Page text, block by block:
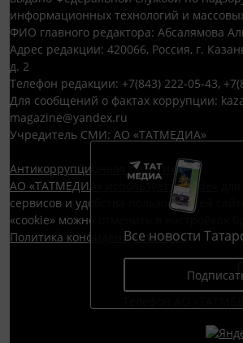
Все новости
информационных технологий и
ФИО главного редактора: Абсалямова
Адрес редакции: 420066, Россия, г.
д. 2
Телефон редакции: +7(843) 222-05-43,
Для сообщений о фактах коррупции:
magazine@yandex.ru
Учредитель СМИ: АО «ТАТМЕДИА»
Антикоррупционная политика
АО «ТАТМЕДИА» использует «cookie»
сервисов и удобства пользователей
«cookie» можно отменить в настройках
Политика конфиденциальности